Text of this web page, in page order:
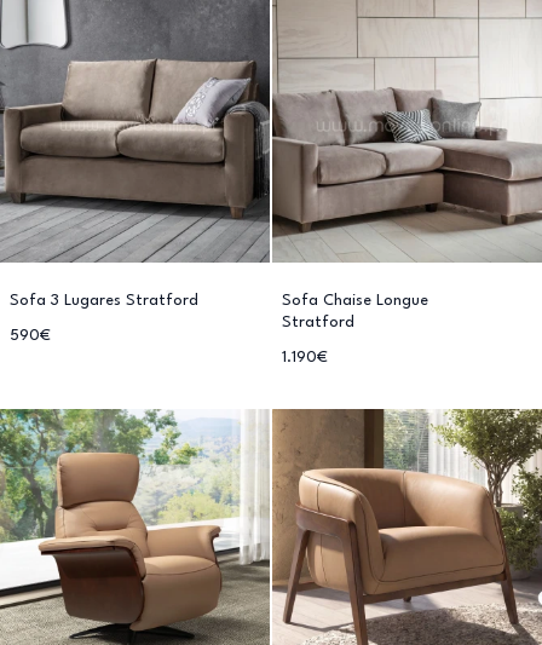
Sofa 3 Lugares Stratford
590€
Sofa Chaise Longue
Stratford
1.190€